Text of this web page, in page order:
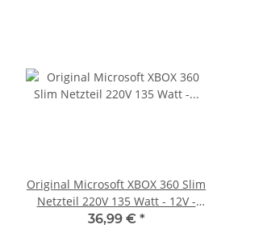
Original Microsoft XBOX 360 Slim
Netzteil 220V 135 Watt - 12V -
10.83A * gebraucht
36,99 € *